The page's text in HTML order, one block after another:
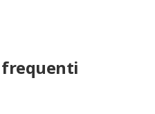
frequenti